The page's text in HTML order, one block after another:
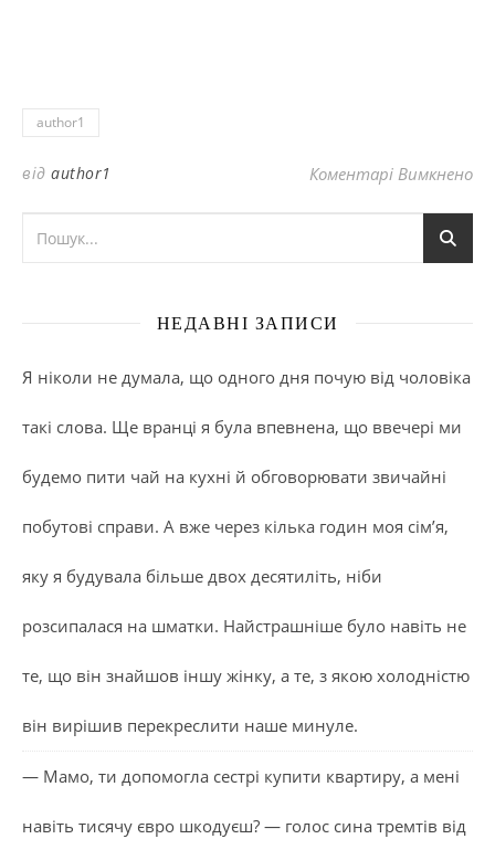
author1
від author1 Коментарі Вимкненодо
НЕДАВНІ ЗАПИСИ
Я ніколи не думала, що одного дня почую від чоловіка
такі слова. Ще вранці я була впевнена, що ввечері ми
будемо пити чай на кухні й обговорювати звичайні
побутові справи. А вже через кілька годин моя сім’я,
яку я будувала більше двох десятиліть, ніби
розсипалася на шматки. Найстрашніше було навіть не
те, що він знайшов іншу жінку, а те, з якою холодністю
він вирішив перекреслити наше минуле.
— Мамо, ти допомогла сестрі купити квартиру, а мені
навіть тисячу євро шкодуєш? — голос сина тремтів від